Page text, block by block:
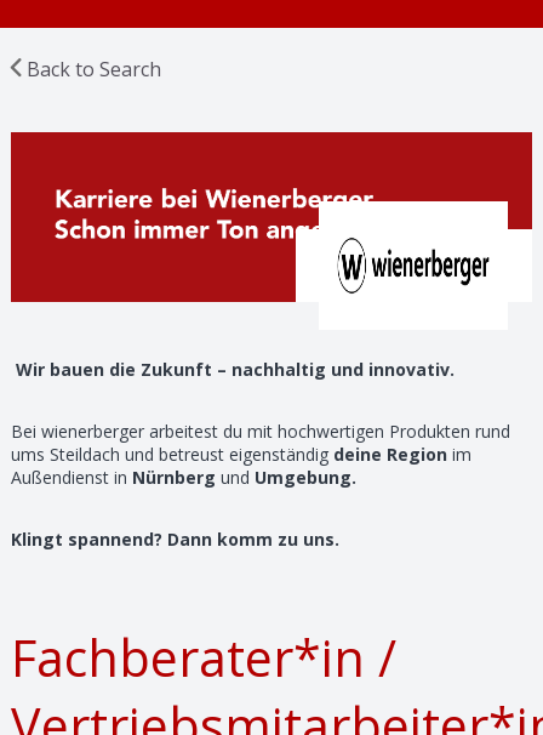
Back to Search
Wir bauen die Zukunft – nachhaltig und innovativ.
Bei wienerberger arbeitest du mit hochwertigen Produkten rund
ums Steildach und betreust eigenständig deine Region im
Außendienst in Nürnbergund Umgebung.
Klingt spannend? Dann komm zu uns.
Fachberater*in /